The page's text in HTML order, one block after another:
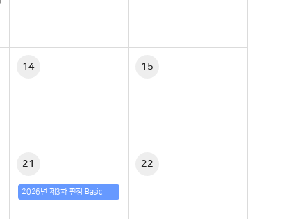
14 15
21 22
2026년 제3차 판정 Basic